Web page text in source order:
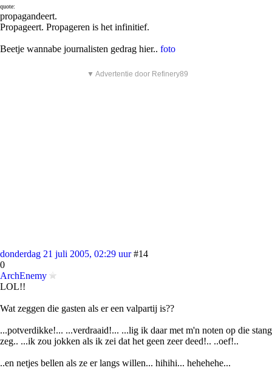
quote:
propagandeert.
Propageert. Propageren is het infinitief.
Beetje wannabe journalisten gedrag hier.. foto
▼ Advertentie door Refinery89
donderdag 21 juli 2005, 02:29 uur #14
0
ArchEnemy
LOL!!
Wat zeggen die gasten als er een valpartij is??
...potverdikke!... ...verdraaid!... ...lig ik daar met m'n noten op die stang
zeg.. ...ik zou jokken als ik zei dat het geen zeer deed!.. ..oef!..
..en netjes bellen als ze er langs willen... hihihi... hehehehe...